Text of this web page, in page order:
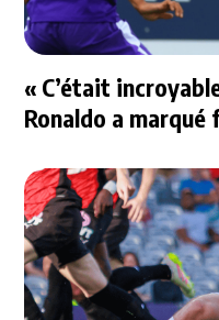
« C’était
Ronaldo a marqué